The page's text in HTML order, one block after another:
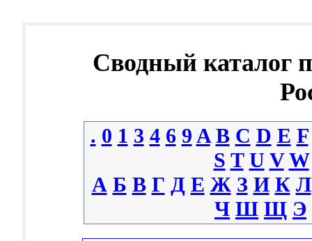
Сводный каталог
. 0 1 3 4 6 9 A B C D E F
S T U V W
А Б В Г Д Е Ж З И К Л
Ч Ш Щ Э